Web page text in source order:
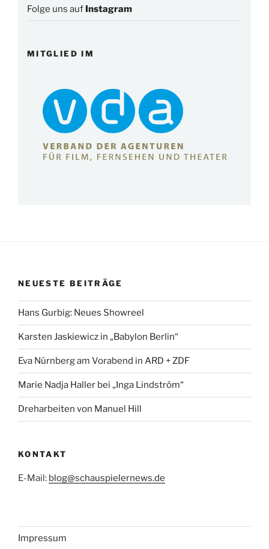
Folge uns auf Instagram
MITGLIED IM
NEUESTE BEITRÄGE
Hans Gurbig: Neues Showreel
Karsten Jaskiewicz in „Babylon Berlin“
Eva Nürnberg am Vorabend in ARD + ZDF
Marie Nadja Haller bei „Inga Lindström“
Dreharbeiten von Manuel Hill
KONTAKT
E-Mail: blog@schauspielernews.de
Impressum